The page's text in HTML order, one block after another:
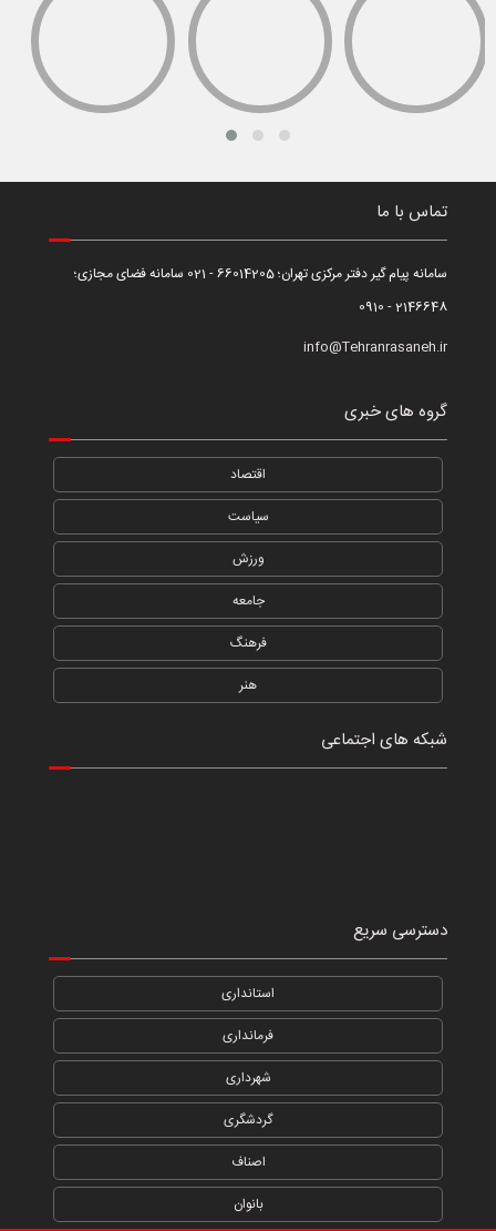
تماس با ما
سامانه پیام گیر دفتر مرکزی تهران؛ 66014205 - 021 سامانه فضای مجازی؛
2146648 - 0910
info@Tehranrasaneh.ir
گروه های خبری
اقتصاد
سیاست
ورزش
جامعه
فرهنگ
هنر
شبکه های اجتماعی
دسترسی سریع
استانداری
فرمانداری
شهرداری
گردشگری
اصناف
بانوان